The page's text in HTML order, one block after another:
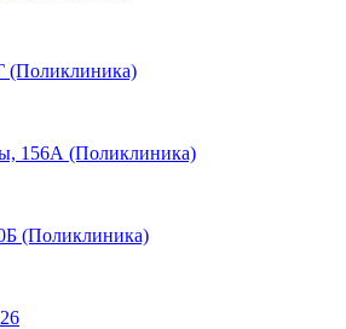
(Поликлиника)
156А (Поликлиника)
(Поликлиника)